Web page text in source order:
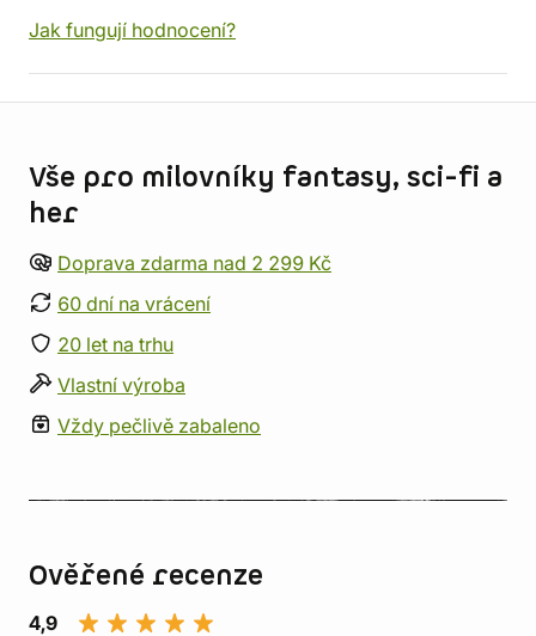
Jak fungují hodnocení?
Vše pro milovníky fantasy, sci-fi a
her
Doprava zdarma nad 2 299 Kč
60 dní na vrácení
20 let na trhu
Vlastní výroba
Vždy pečlivě zabaleno
Ověřené recenze
4,9